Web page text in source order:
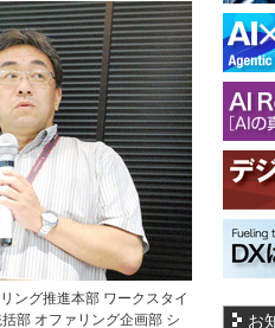
ング推進本部 ワークスタイ
部 オファリング企画部 シ
お